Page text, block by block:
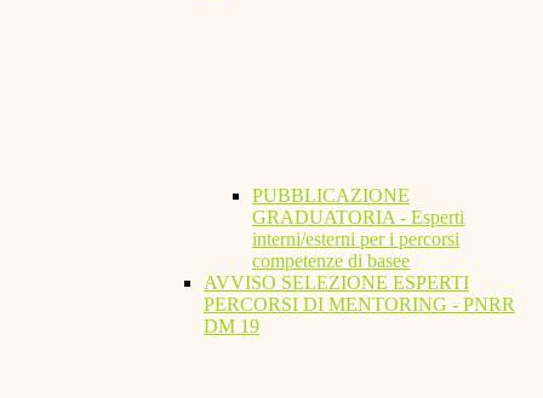
PUBBLICAZIONE
GRADUATORIA - Esperti
interni/esterni per i percorsi
competenze di basee
AVVISO SELEZIONE ESPERTI
PERCORSI DI MENTORING - PNRR
DM 19